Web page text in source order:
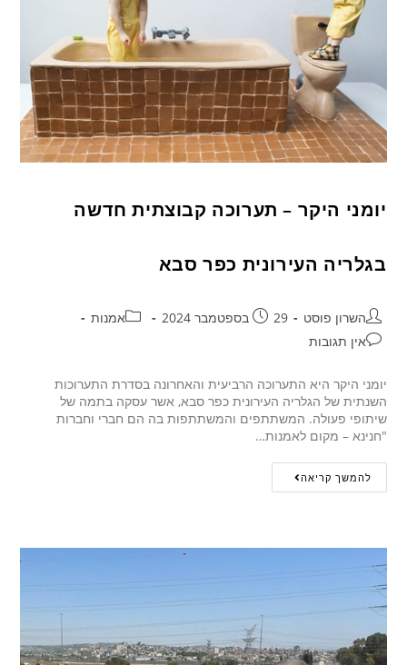
יומני היקר – תערוכה קבוצתית חדשה
בגלריה העירונית כפר סבא
השרון פוסט 29 בספטמבר 2024
אמנות
אין תגובות
יומני היקר היא התערוכה הרביעית והאחרונה בסדרת התערוכות
השנתית של הגלריה העירונית כפר סבא, אשר עסקה בתמה של
שיתופי פעולה. המשתתפים והמשתתפות בה הם חברי וחברות
"חנינא – מקום לאמנות…
להמשך קריאה